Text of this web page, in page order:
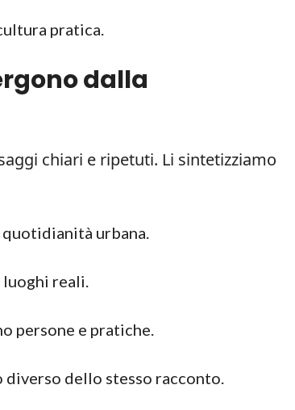
pratica.
dalla
chiari e ripetuti. Li sintetizziamo
urbana.
luoghi reali.
persone e pratiche.
dello stesso racconto.